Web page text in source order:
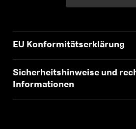
EU Konformitätserklärung
Sicherheitshinweise und
Informationen